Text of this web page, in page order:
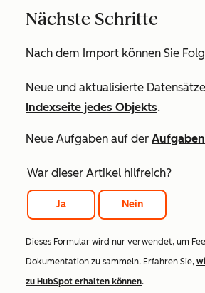
Nächste Schritte
Nach dem Import können Sie
Neue und aktualisierte
Indexseite jedes Objekts.
Neue Aufgaben auf der
War dieser Artikel hilfreich?
Ja Nein
Dieses Formular wird nur verwendet, um
Dokumentation zu sammeln. Erfahren Sie,
zu HubSpot erhalten können.